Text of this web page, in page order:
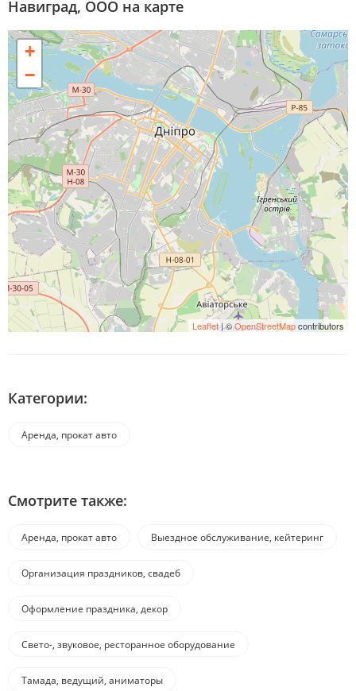
Навиград, ООО на карте
+
−
Leaflet| ©OpenStreetMapcontributors
Категории:
Аренда, прокат авто
Смотрите также:
Аренда, прокат авто Выездное обслуживание, кейтеринг
Организация праздников, свадеб
Оформление праздника, декор
Свето-, звуковое, ресторанное оборудование
Тамада, ведущий, аниматоры